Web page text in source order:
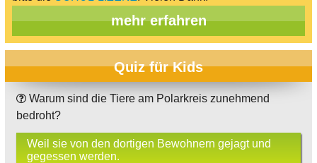
mehr erfahren
Quiz für Kids
Warum sind die Tiere am Polarkreis zunehmend
bedroht?
Weil sie von den dortigen Bewohnern gejagt und
gegessen werden.